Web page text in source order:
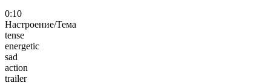
0:10
Настроение/Тема
tense
energetic
sad
action
trailer